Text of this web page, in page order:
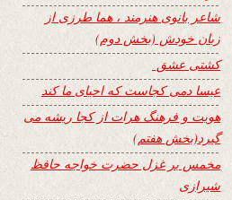
شاعر بانوی هنرمند ، هما طرزی از
زبان خودش (بخش دوم)
کشتی عشق
عیسا دمی کجاست که احیای ما کند
هویت و فرهنگ هرات از کجا ریشه می
گیرد(بخش هفتم)
مخمس بر غزل حضرت خواجه حافظ
شیرازی